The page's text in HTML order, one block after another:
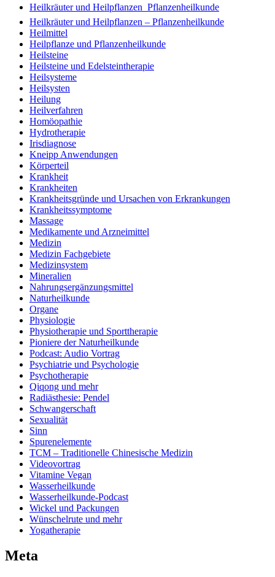
Heilkräuter und Heilpflanzen  Pflanzenheilkunde
Heilkräuter und Heilpflanzen – Pflanzenheilkunde
Heilmittel
Heilpflanze und Pflanzenheilkunde
Heilsteine
Heilsteine und Edelsteintherapie
Heilsysteme
Heilsysten
Heilung
Heilverfahren
Homöopathie
Hydrotherapie
Irisdiagnose
Kneipp Anwendungen
Körperteil
Krankheit
Krankheiten
Krankheitsgründe und Ursachen von Erkrankungen
Krankheitssymptome
Massage
Medikamente und Arzneimittel
Medizin
Medizin Fachgebiete
Medizinsystem
Mineralien
Nahrungsergänzungsmittel
Naturheilkunde
Organe
Physiologie
Physiotherapie und Sporttherapie
Pioniere der Naturheilkunde
Podcast: Audio Vortrag
Psychiatrie und Psychologie
Psychotherapie
Qiqong und mehr
Radiästhesie: Pendel
Schwangerschaft
Sexualität
Sinn
Spurenelemente
TCM – Traditionelle Chinesische Medizin
Videovortrag
Vitamine Vegan
Wasserheilkunde
Wasserheilkunde-Podcast
Wickel und Packungen
Wünschelrute und mehr
Yogatherapie
Meta